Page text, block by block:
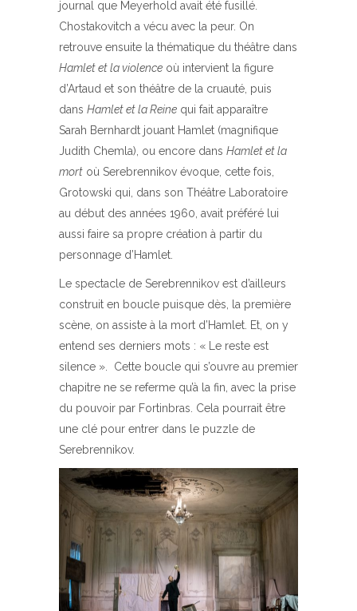
journal que Meyerhold avait été fusillé.
Chostakovitch a vécu avec la peur. On
retrouve ensuite la thématique du théâtre dans
Hamlet et la violence où intervient la figure
d’Artaud et son théâtre de la cruauté, puis
dans Hamlet et la Reine qui fait apparaître
Sarah Bernhardt jouant Hamlet (magnifique
Judith Chemla), ou encore dans Hamlet et la
mort où Serebrennikov évoque, cette fois,
Grotowski qui, dans son Théâtre Laboratoire
au début des années 1960, avait préféré lui
aussi faire sa propre création à partir du
personnage d’Hamlet.
Le spectacle de Serebrennikov est d’ailleurs
construit en boucle puisque dès, la première
scène, on assiste à la mort d’Hamlet. Et, on y
entend ses derniers mots : « Le reste est
silence ». Cette boucle qui s’ouvre au premier
chapitre ne se referme qu’à la fin, avec la prise
du pouvoir par Fortinbras. Cela pourrait être
une clé pour entrer dans le puzzle de
Serebrennikov.